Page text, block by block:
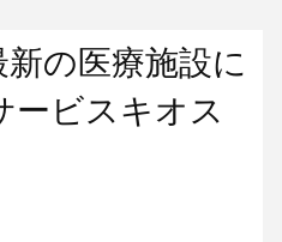
の医療施設に
ービスキオス